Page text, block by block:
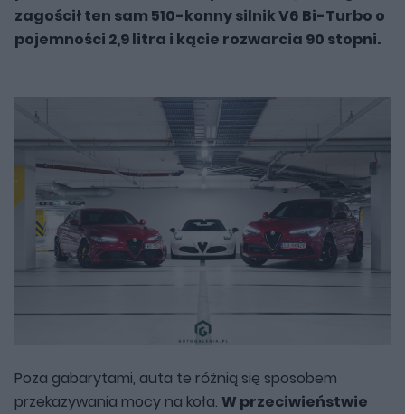
zagościł ten sam 510-konny silnik V6 Bi-Turbo o
pojemności 2,9 litra i kącie rozwarcia 90 stopni.
Poza gabarytami, auta te różnią się sposobem
przekazywania mocy na koła. W przeciwieństwie